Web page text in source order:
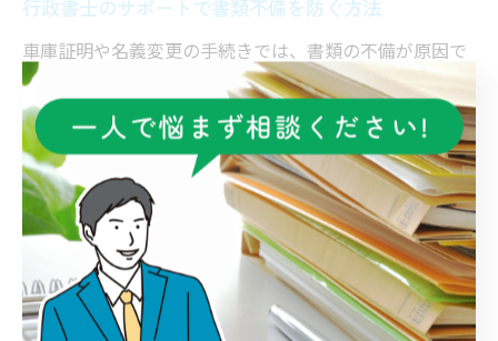
行政書士のサポートで書類不備を防ぐ方法
車庫証明や名義変更の手続きでは、書類の不備が原因で
申請が受理されず、再提出となるケースが多く見受けら
れます。行政書士に依頼する最大のメリットは、こうし
た書類不備を未然に防げる点です。行政書士は群馬県伊
勢崎市の地域事情や警察署ごとの細かな申請基準を熟知
しているため、必要書類の確認や記入方法の指導を徹底
的に行います。
例えば、住民票や車検証、印鑑証明など、手続きごとに
異なる書類を正確に準備する必要がありますが、行政書